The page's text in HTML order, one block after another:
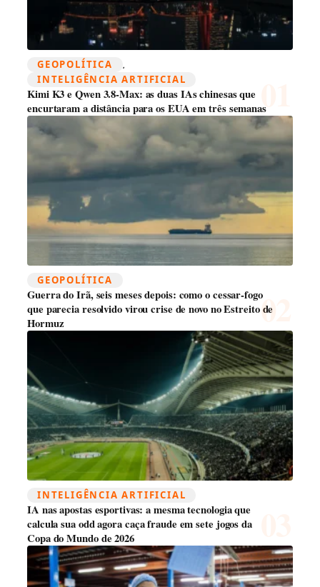
GEOPOLÍTICA ,
INTELIGÊNCIA ARTIFICIAL
Kimi K3 e Qwen 3.8-Max: as duas IAs chinesas que
encurtaram a distância para os EUA em três semanas
GEOPOLÍTICA
Guerra do Irã, seis meses depois: como o cessar-fogo
que parecia resolvido virou crise de novo no Estreito de
Hormuz
INTELIGÊNCIA ARTIFICIAL
IA nas apostas esportivas: a mesma tecnologia que
calcula sua odd agora caça fraude em sete jogos da
Copa do Mundo de 2026